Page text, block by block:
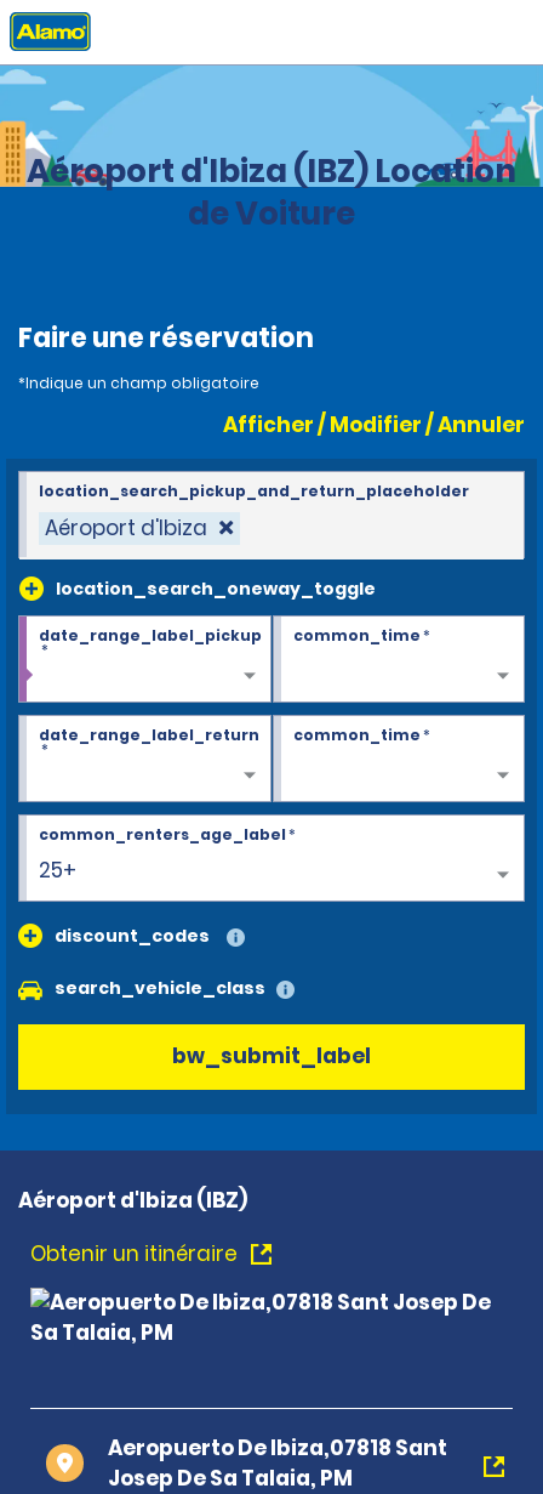
Accueil Agences
Aéroport d'Ibiza (IBZ) Location
de Voiture
Faire une réservation
*Indique un champ obligatoire
Afficher / Modifier / Annuler
Aéroport d'Ibiza
location_search_oneway_toggle
location_search_pickup_and_return_placeholder
date_range_label_pickup
*
common_time*
date_range_label_return
*
common_time*
25+
common_renters_age_label*
discount_codes
search_vehicle_class
bw_submit_label
Aéroport d'Ibiza (IBZ)
Obtenir un itinéraire
Aeropuerto De Ibiza,07818 Sant
Josep De Sa Talaia, PM